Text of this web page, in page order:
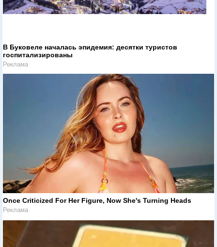
В Буковеле началась эпидемия: десятки туристов
госпитализированы
Реклама
Once Criticized For Her Figure, Now She's Turning Heads
Реклама